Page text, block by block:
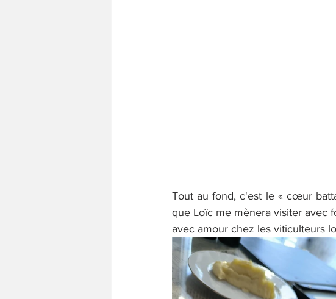
Tout au fond, c'est le « cœur
que Loïc me mènera visiter avec
avec amour chez les viticulteurs